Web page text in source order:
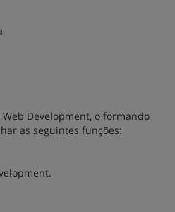
Development, o formando
as seguintes funções: